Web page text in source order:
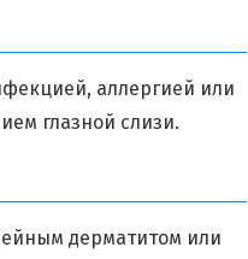
аллергией или
глазной слизи.
дерматитом или